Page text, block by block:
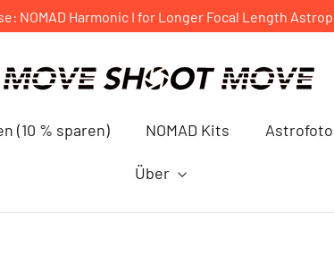
NOMAD Harmonic I for Longer Focal Length
(10 % sparen) NOMAD Kits
Über